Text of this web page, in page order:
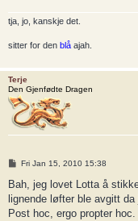
tja, jo, kanskje det.
sitter for den blå ajah.
Terje
Den Gjenfødte Dragen
P
s
Fri Jan 15, 2010 15:38
Bah, jeg lovet Lotta å
lignende løfter ble avgitt
Post hoc, ergo propter hoc.